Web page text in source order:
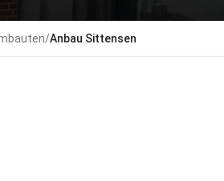
/Anbau Sittensen